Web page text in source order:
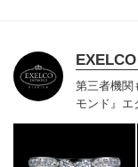
第三者機関
モンド』 エ
ベルギー発
門店として